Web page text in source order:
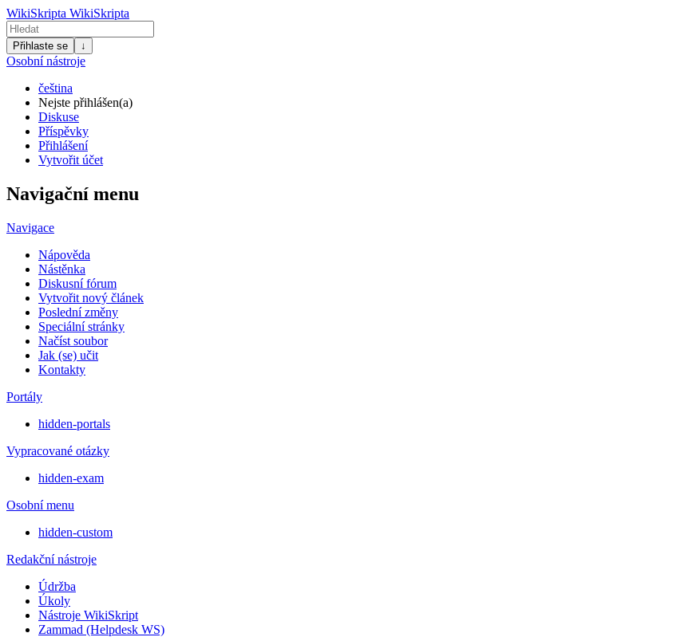
WikiSkripta WikiSkripta
Přihlaste se ↓
Osobní nástroje
čeština
Nejste přihlášen(a)
Diskuse
Příspěvky
Přihlášení
Vytvořit účet
Navigační menu
Navigace
Nápověda
Nástěnka
Diskusní fórum
Vytvořit nový článek
Poslední změny
Speciální stránky
Načíst soubor
Jak (se) učit
Kontakty
Portály
hidden-portals
Vypracované otázky
hidden-exam
Osobní menu
hidden-custom
Redakční nástroje
Údržba
Úkoly
Nástroje WikiSkript
Zammad (Helpdesk WS)